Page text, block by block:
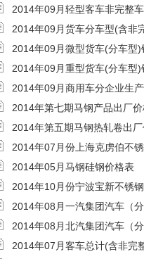
2014年09月轻型客车非完整
2014年09月货车分车型(含非
2014年09月微型货车(分车型)
2014年09月重型货车(分车型)
2014年09月商用车分企业生
2014年第七期马钢产品出厂
2014年第五期马钢热轧卷出
2014年07月份上海克虏伯不
2014年05月马钢硅钢价格表
2014年10月份宁波宝新不锈
2014年08月一汽集团汽车（
2014年08月北汽集团汽车（
2014年07月客车总计(含非完